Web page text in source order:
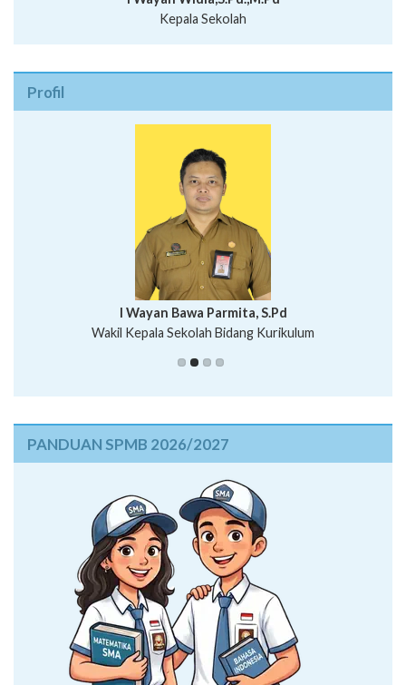
Kepala Sekolah
Profil
Putu Suhartana, S.Pd.
I Wayan Bawa Parmita, S.Pd
Wakil Kepala Sekolah Bidang Kurikulum
I Wayan Gede Aditya Pratita, S.Pd., M.Sn
Ni Wayan Nopi Sutantri, S.Pd.
PANDUAN SPMB 2026/2027